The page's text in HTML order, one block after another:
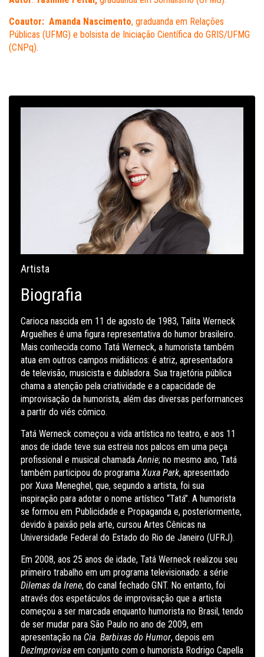
Coautor: Amanda Nascimento, graduanda em Relações
Públicas (UFMG) e bolsista de Iniciação Científica do GRIS/UFMG
(CNPq).
Artista
Biografia
Carioca nascida em 11 de agosto de 1983, Talita Werneck
Arguelhes é uma figura representativa do humor brasileiro.
Mais conhecida como Tatá Werneck, a humorista também
atua em outros campos midiáticos: é atriz, apresentadora
de televisão, musicista e dubladora. Sua trajetória pública
chama a atenção pela criatividade e a capacidade de
improvisação da humorista, além das diversas performances
a partir do viés cômico.
Tatá Werneck começou a vida artística no teatro, e aos 11
anos de idade teve sua estreia nos palcos em uma peça
profissional e musical chamadaAnnie; no mesmo ano, Tatá
também participou do programa Xuxa Park, apresentado
por Xuxa Meneghel, que, segundo a artista, foi sua
inspiração para adotar o nome artístico “Tatá”. A humorista
se formou em Publicidade e Propaganda e, posteriormente,
devido à paixão pela arte, cursou Artes Cênicas na
Universidade Federal do Estado do Rio de Janeiro (UFRJ).
Em 2008, aos 25 anos de idade, Tatá Werneck realizou seu
primeiro trabalho em um programa televisionado: a série
Dilemas da Irene, do canal fechado GNT. No entanto, foi
através dos espetáculos de improvisação que a artista
começou a ser marcada enquanto humorista no Brasil, tendo
de ser mudar para São Paulo no ano de 2009, em
apresentação na Cia. Barbixas do Humor, depois em
DezImprovisa em conjunto com o humorista Rodrigo Capella